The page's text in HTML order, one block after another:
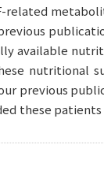
related
available
nutritional
previous
these